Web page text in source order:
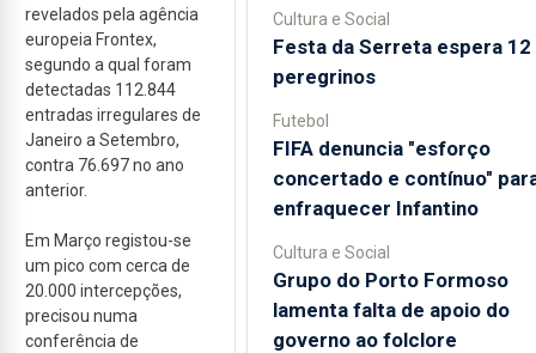
revelados pela agência
europeia Frontex,
segundo a qual foram
detectadas 112.844
entradas irregulares de
Janeiro a Setembro,
contra 76.697 no ano
anterior.
Em Março registou-se
um pico com cerca de
20.000 intercepções,
precisou numa
conferência de
Cultura e Social
Festa da Serreta espera 12
peregrinos
Futebol
FIFA denuncia "esforço
concertado e contínuo"
enfraquecer Infantino
Cultura e Social
Grupo do Porto Formoso
lamenta falta de apoio do
governo ao folclore